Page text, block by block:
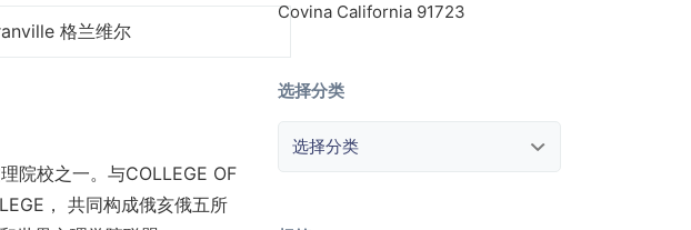
格兰维尔
院校之一。与COLLEGE OF
， 共同构成俄亥俄五所
Covina California 91723
选择分类